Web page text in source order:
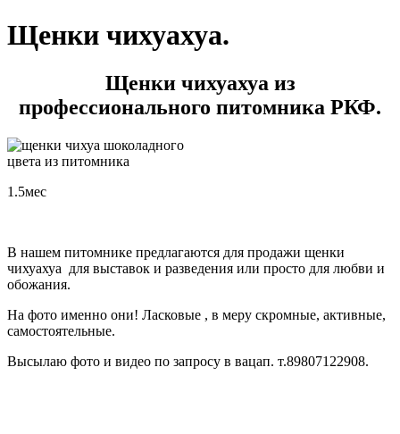
Щенки чихуахуа.
Щенки чихуахуа из
профессионального питомника РКФ.
1.5мес
В нашем питомнике предлагаются для продажи щенки
чихуахуа для выставок и разведения или просто для любви и
обожания.
На фото именно они! Ласковые , в меру скромные, активные,
самостоятельные.
Высылаю фото и видео по запросу в вацап. т.89807122908.